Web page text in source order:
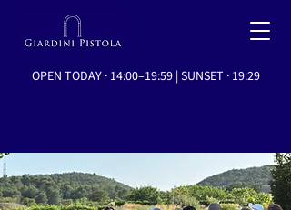
OPEN TODAY · 14:00–19:59 | SUNSET · 19:29